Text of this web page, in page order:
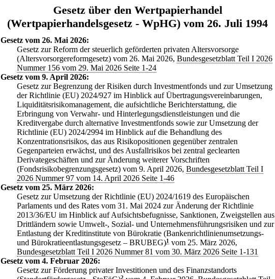
Gesetz über den Wertpapierhandel
(Wertpapierhandelsgesetz - WpHG) vom 26. Juli 1994
Gesetz vom 26. Mai 2026:
Gesetz zur Reform der steuerlich geförderten privaten Altersvorsorge
(Altersvorsorgereformgesetz) vom 26. Mai 2026, Bundesgesetzblatt Teil I 2026
Nummer 156 vom 29. Mai 2026 Seite 1-24
Gesetz vom 9. April 2026:
Gesetz zur Begrenzung der Risiken durch Investmentfonds und zur Umsetzung
der Richtlinie (EU) 2024/927 im Hinblick auf Übertragungsvereinbarungen,
Liquiditätsrisikomanagement, die aufsichtliche Berichterstattung, die
Erbringung von Verwahr- und Hinterlegungsdienstleistungen und die
Kreditvergabe durch alternative Investmentfonds sowie zur Umsetzung der
Richtlinie (EU) 2024/2994 im Hinblick auf die Behandlung des
Konzentrationsrisikos, das aus Risikopositionen gegenüber zentralen
Gegenparteien erwächst, und des Ausfallrisikos bei zentral geclearten
Derivategeschäften und zur Änderung weiterer Vorschriften
(Fondsrisikobegrenzungsgesetz) vom 9. April 2026, Bundesgesetzblatt Teil I
2026 Nummer 97 vom 14. April 2026 Seite 1-46
Gesetz vom 25. März 2026:
Gesetz zur Umsetzung der Richtlinie (EU) 2024/1619 des Europäischen
Parlaments und des Rates vom 31. Mai 2024 zur Änderung der Richtlinie
2013/36/EU im Hinblick auf Aufsichtsbefugnisse, Sanktionen, Zweigstellen aus
Drittländern sowie Umwelt-, Sozial- und Unternehmensführungsrisiken und zur
Entlastung der Kreditinstitute von Bürokratie (Bankenrichtlinienumsetzungs-
und Bürokratieentlastungsgesetz – BRUBEG)1
vom 25. März 2026,
Bundesgesetzblatt Teil I 2026 Nummer 81 vom 30. März 2026 Seite 1-131
Gesetz vom 4. Februar 2026:
Gesetz zur Förderung privater Investitionen und des Finanzstandorts
2